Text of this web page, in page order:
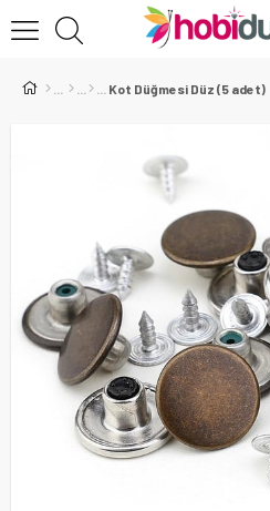
Kot Düğmesi Düz (5 adet)